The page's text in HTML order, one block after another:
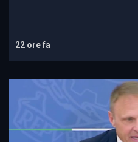
22 ore fa